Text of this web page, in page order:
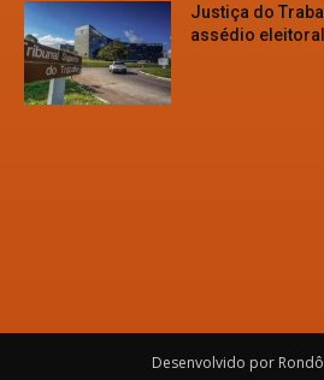
Justiça do
assédio eleitoral
Desenvolvido por